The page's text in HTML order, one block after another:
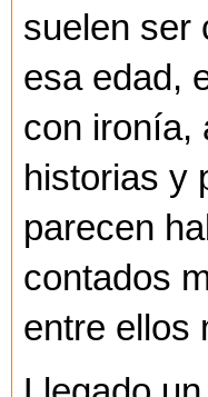
suelen ser
esa edad,
con ironía,
historias y
parecen
contados
entre ellos